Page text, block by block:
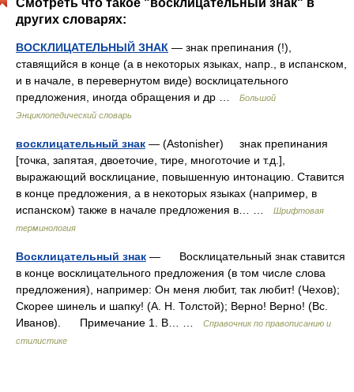
Смотреть что такое "восклицательный знак" в
других словарях:
ВОСКЛИЦАТЕЛЬНЫЙ ЗНАК — знак препинания (!),
ставящийся в конце (а в некоторых языках, напр., в испанском,
и в начале, в перевернутом виде) восклицательного
предложения, иногда обращения и др …
Большой
Энциклопедический словарь
восклицательный знак — (Astonisher) знак препинания
[точка, запятая, двоеточие, тире, многоточие и т.д.],
выражающий восклицание, повышенную интонацию. Ставится
в конце предложения, а в некоторых языках (например, в
испанском) также в начале предложения в… …
Шрифтовая
терминология
Восклицательный знак — Восклицательный знак ставится
в конце восклицательного предложения (в том числе слова
предложения), например: Он меня любит, так любит! (Чехов);
Скорее шинель и шапку! (А. Н. Толстой); Верно! Верно! (Вс.
Иванов). Примечание 1. В… …
Справочник по правописанию и
стилистике